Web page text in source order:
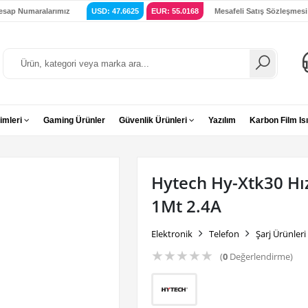
Numaralarımız USD: 47.6625 EUR: 55.0168 Mesafeli Satış Sözleşmesi
Gaming Ürünler Güvenlik Ürünleri Yazılım Karbon Film
Hytech Hy-Xtk30
1Mt 2.4A
Elektronik Telefon Şarj Ürünleri
★★★★★ (0 Değerlendirme)